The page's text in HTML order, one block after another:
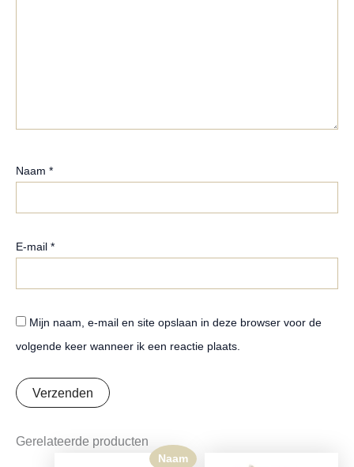
Naam *
E-mail *
Mijn naam, e-mail en site opslaan in deze browser voor de
volgende keer wanneer ik een reactie plaats.
Gerelateerde producten
Naam